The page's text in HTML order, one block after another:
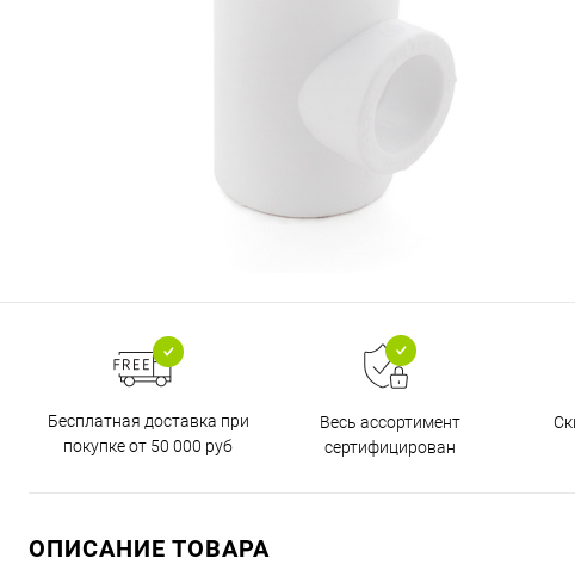
Бесплатная доставка при
покупке от 50 000 руб
Весь ассортимент
сертифицирован
ОПИСАНИЕ ТОВАРА